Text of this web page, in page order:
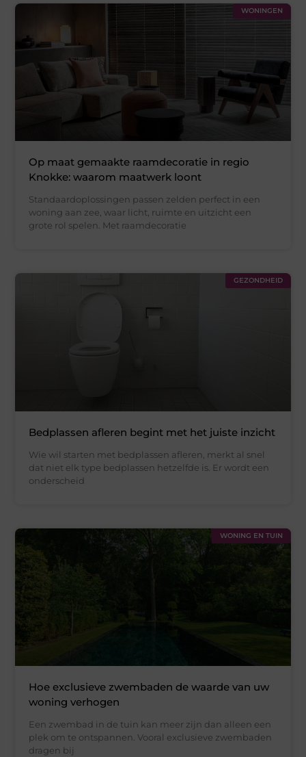
WONINGEN
Op maat gemaakte raamdecoratie in regio
Knokke: waarom maatwerk loont
Standaardoplossingen passen zelden perfect in een
woning aan zee, waar licht, ruimte en uitzicht een
grote rol spelen. Met raamdecoratie
GEZONDHEID
Bedplassen afleren begint met het juiste inzicht
Wie wil starten met bedplassen afleren, merkt al snel
dat niet elk type bedplassen hetzelfde is. Er wordt een
onderscheid
WONING EN TUIN
Hoe exclusieve zwembaden de waarde van uw
woning verhogen
Een zwembad in de tuin kan meer zijn dan alleen een
plek om te ontspannen. Vooral exclusieve zwembaden
dragen bij